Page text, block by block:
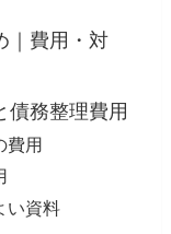
｜費用・対
債務整理費用
費用
い資料